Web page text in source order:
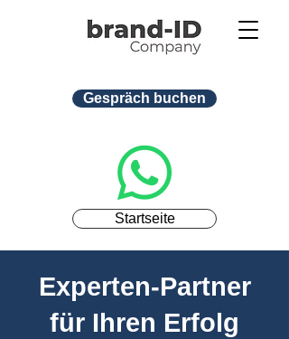
Gespräch buchen
Startseite
Experten-Partner
für Ihren Erfolg